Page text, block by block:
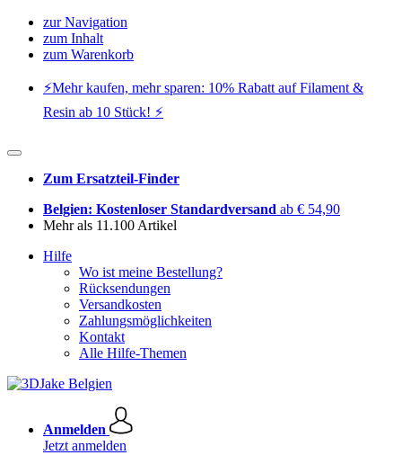
zur Navigation
zum Inhalt
zum Warenkorb
⚡️Mehr kaufen, mehr sparen: 10% Rabatt auf Filament &
Resin ab 10 Stück! ⚡️
Zum Ersatzteil-Finder
Belgien: Kostenloser Standardversand ab € 54,90
Mehr als 11.100 Artikel
Hilfe
Wo ist meine Bestellung?
Rücksendungen
Versandkosten
Zahlungsmöglichkeiten
Kontakt
Alle Hilfe-Themen
Anmelden
Jetzt anmelden